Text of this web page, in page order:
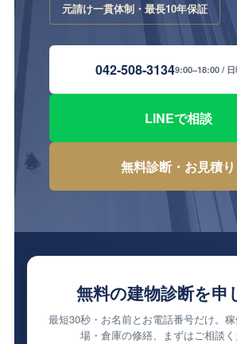
元請け一貫体制・最長10年保証
042-508-31349:00–18:00 /
LINEで相談
無料診断・お見積り
無料の建物診断を申
最短30秒・お名前とお電話番号だけ。
場・倉庫の修繕、まずはご相談く